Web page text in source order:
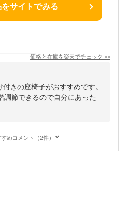
サイトでみる
価格と在庫を楽天でチェック >>
きの座椅子がおすすめです。
調節できるので自分にあった
めコメント（2件）